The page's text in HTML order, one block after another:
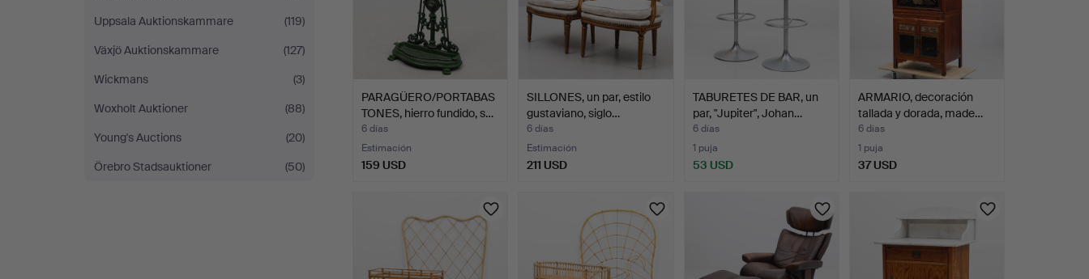
Uppsala Auktionskammare
(119)
Växjö Auktionskammare
(127)
Wickmans
(3)
Woxholt Auktioner
(88)
Young's Auctions
(20)
Örebro Stadsauktioner
(50)
PARAGÜERO/PORTABAS
TONES, hierro fundido, s…
6 días
Estimación
159 USD
SILLONES, un par, estilo
gustaviano, siglo…
6 días
Estimación
211 USD
TABURETES DE BAR, un
par, "Jupiter", Johan…
6 días
1 puja
53 USD
ARMARIO, decoración
tallada y dorada, made…
6 días
1 puja
37 USD